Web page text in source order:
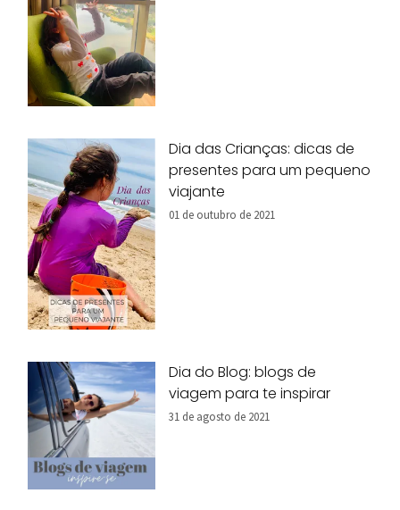
Dia das Crianças: dicas de
presentes para um pequeno
viajante
01 de outubro de 2021
Dia do Blog: blogs de
viagem para te inspirar
31 de agosto de 2021